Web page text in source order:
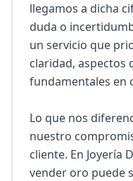
llegamos a dicha
duda o
un servicio que
claridad, aspectos
fundamentales en
Lo que nos
nuestro
cliente. En Joyería
vender oro puede